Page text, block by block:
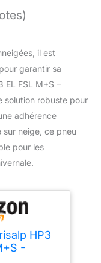
il est
garantir sa
EL FSL M+S –
solution robuste pour
adhérence
neige, ce pneu
pour les
HP3
-